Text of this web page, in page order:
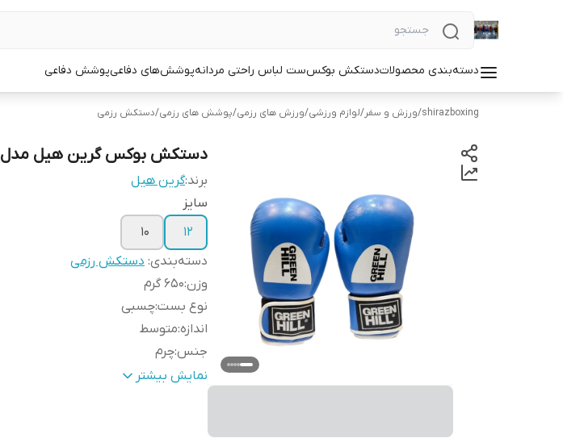
دسته‌بندی محصولاتدستکش بوکسست لباس راحتی مردانهپوشش‌های دفاعیپوشش دفاعی
shirazboxing
/ورزش و سفر/لوازم ورزشی/ورزش های رزمی/پوشش های رزمی/دستکش رزمی
دستکش بوکس گرین هیل مدل AA1
برند:گرین هیل
سایز
12
10
دسته‌بندی: دستکش رزمی
وزن:650 گرم
نوع بست:چسبی
اندازه:متوسط
جنس:چرم
مناسب برای ورزش
نمایش بیشتر